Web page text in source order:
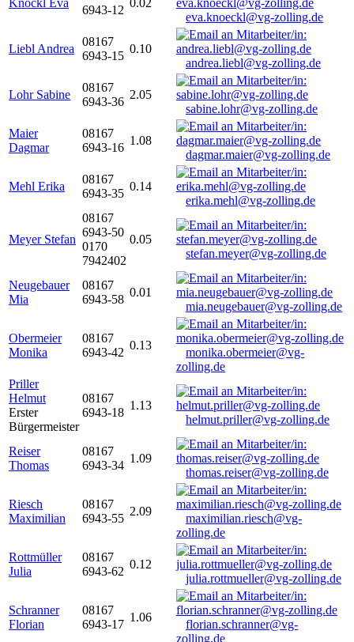
Knöckl Eva
6943-12
0.02
eva.knoeckl@vg-zolling.de
Liebl Andrea
08167
6943-15
0.10
andrea.liebl@vg-zolling.de
Lohr Sabine
08167
6943-36
2.05
sabine.lohr@vg-zolling.de
Maier
Dagmar
08167
6943-16
1.08
dagmar.maier@vg-zolling.de
Mehl Erika
08167
6943-35
0.14
erika.mehl@vg-zolling.de
Meyer Stefan
08167
6943-50
0170
7942402
0.05
stefan.meyer@vg-zolling.de
Neugebauer
Mia
08167
6943-58
0.01
mia.neugebauer@vg-zolling.de
Obermeier
Monika
08167
6943-42
0.13
monika.obermeier@vg-
zolling.de
Priller
Helmut
Erster
Bürgermeister
08167
6943-18
1.13
helmut.priller@vg-zolling.de
Reiser
Thomas
08167
6943-34
1.09
thomas.reiser@vg-zolling.de
Riesch
Maximilian
08167
6943-55
2.09
maximilian.riesch@vg-
zolling.de
Rottmüller
Julia
08167
6943-62
0.12
julia.rottmueller@vg-zolling.de
Schranner
Florian
08167
6943-17
1.06
florian.schranner@vg-
zolling.de